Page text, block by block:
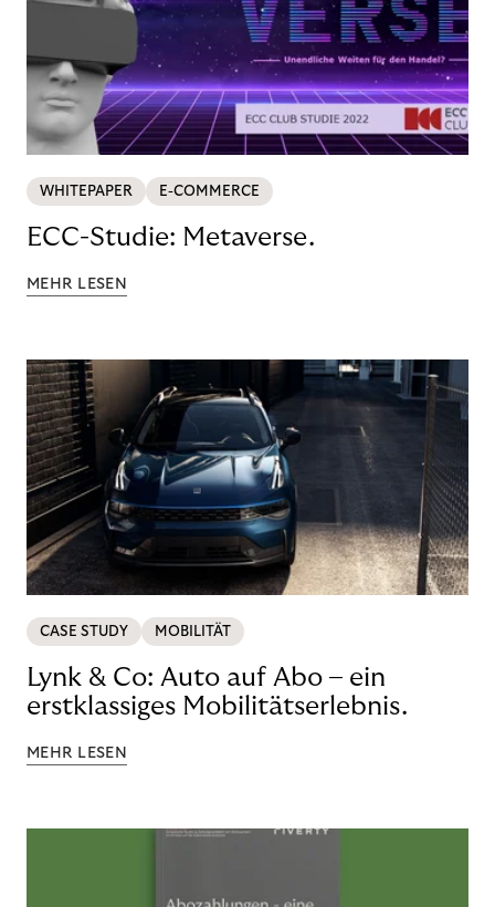
WHITEPAPER E-COMMERCE
ECC-Studie: Metaverse.
MEHR LESEN
CASE STUDY MOBILITÄT
Lynk & Co: Auto auf Abo – ein
erstklassiges Mobilitätserlebnis.
MEHR LESEN